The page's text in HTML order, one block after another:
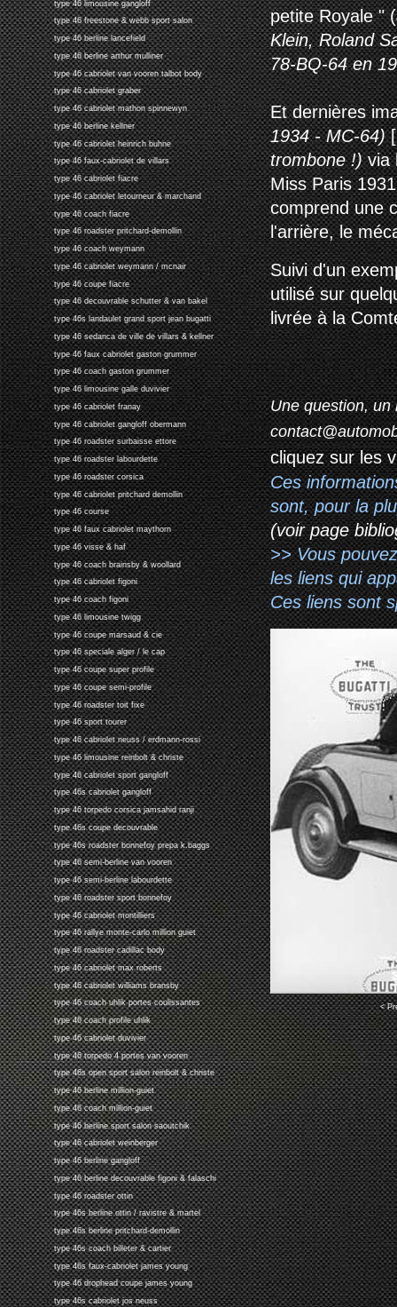
type 46 limousine gangloff
type 46 freestone & webb sport salon
type 46 berline lancefield
type 46 berline arthur mulliner
type 46 cabriolet van vooren talbot body
type 46 cabriolet graber
type 46 cabriolet mathon spinnewyn
type 46 berline kellner
type 46 cabriolet heinrich buhne
type 46 faux-cabriolet de villars
type 46 cabriolet fiacre
type 46 cabriolet letourneur & marchand
type 46 coach fiacre
type 46 roadster pritchard-demollin
type 46 coach weymann
type 46 cabriolet weymann / mcnair
type 46 coupe fiacre
type 46 decouvrable schutter & van bakel
type 46s landaulet grand sport jean bugatti
type 46 sedanca de ville de villars & kellner
type 46 faux cabriolet gaston grummer
type 46 coach gaston grummer
type 46 limousine galle duvivier
type 46 cabriolet franay
type 46 cabriolet gangloff obermann
type 46 roadster surbaisse ettore
type 46 roadster labourdette
type 46 roadster corsica
type 46 cabriolet pritchard demollin
type 46 course
type 46 faux cabriolet maythorn
type 46 visse & haf
type 46 coach brainsby & woollard
type 46 cabriolet figoni
type 46 coach figoni
type 46 limousine twigg
type 46 coupe marsaud & cie
type 46 speciale alger / le cap
type 46 coupe super profile
type 46 coupe semi-profile
type 46 roadster toit fixe
type 46 sport tourer
type 46 cabriolet neuss / erdmann-rossi
type 46 limousine reinbolt & christe
type 46 cabriolet sport gangloff
type 46s cabriolet gangloff
type 46 torpedo corsica jamsahid ranji
type 46s coupe decouvrable
type 46s roadster bonnefoy prepa k.baggs
type 46 semi-berline van vooren
type 46 semi-berline labourdette
type 46 roadster sport bonnefoy
type 46 cabriolet montilliers
type 46 rallye monte-carlo million guiet
type 46 roadster cadillac body
type 46 cabriolet max roberts
type 46 cabriolet williams bransby
type 46 coach uhlik portes coulissantes
type 46 coach profile uhlik
type 46 cabriolet duvivier
type 46 torpedo 4 portes van vooren
type 46s open sport salon reinbolt & christe
type 46 berline million-guiet
type 46 coach million-guiet
type 46 berline sport salon saoutchik
type 46 cabriolet weinberger
type 46 berline gangloff
type 46 berline decouvrable figoni & falaschi
type 46 roadster ottin
type 46s berline ottin / ravistre & martel
type 46s berline pritchard-demollin
type 46s coach billeter & cartier
type 46s faux-cabriolet james young
type 46 drophead coupe james young
type 46s cabriolet jos neuss
petite Royale " (
Klein, Roland
78-BQ-64 en
Et dernières
1934 - MC-64)
trombone !)via
Miss Paris
comprend une
l'arrière, le
Suivi d'un
utilisé sur
livrée à la
Une question, un
cliquez sur les
Ces
sont, pour la
(voir page
>> Vous
les liens qui
Ces liens sont
<